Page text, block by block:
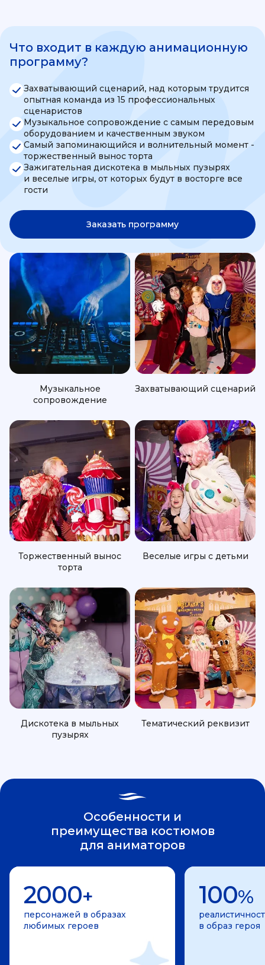
Что входит в каждую анимационную
программу?
Захватывающий сценарий, над которым трудится
опытная команда из 15 профессиональных
сценаристов
Музыкальное сопровождение с самым передовым
оборудованием и качественным звуком
Самый запоминающийся и волнительный момент -
торжественный вынос торта
Зажигательная дискотека в мыльных пузырях
и веселые игры, от которых будут в восторге все
гости
Заказать программу
Музыкальное
сопровождение
Захватывающий сценарий
Торжественный вынос
торта
Веселые игры с детьми
Дискотека в мыльных
пузырях
Тематический реквизит
Особенности и
преимущества костюмов
для аниматоров
2000+
персонажей в образах
любимых героев
100%
в образ героя